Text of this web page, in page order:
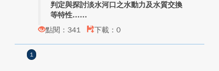
判定與探討淡水河口之水動力及水質交換
等特性...
點閱：341
下載：0
1